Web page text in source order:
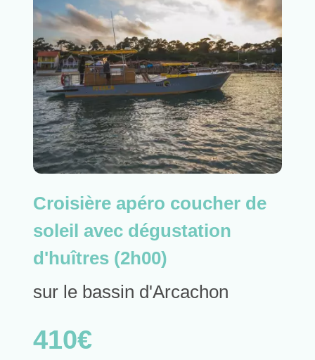
Croisière apéro coucher de
soleil avec dégustation
d'huîtres (2h00)
sur le bassin d'Arcachon
410€